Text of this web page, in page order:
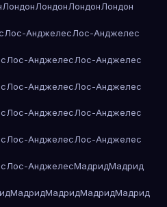
ЛондонЛондонЛондонЛондон
Лос-АнджелесЛос-Анджелес
Лос-АнджелесЛос-Анджелес
Лос-АнджелесЛос-Анджелес
Лос-АнджелесЛос-Анджелес
Лос-АнджелесЛос-Анджелес
Лос-АнджелесМадридМадрид
МадридМадридМадридМадрид